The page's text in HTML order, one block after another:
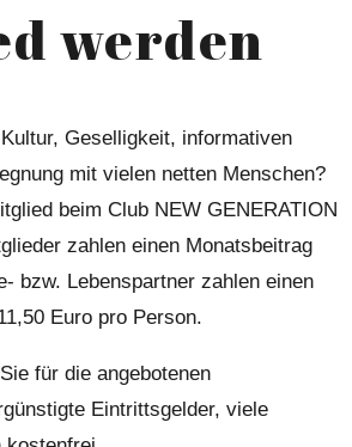
werden
Geselligkeit, informativen
mit vielen netten Menschen?
beim Club NEW GENERATION
zahlen einen Monatsbeitrag
bzw. Lebenspartner zahlen einen
Euro pro Person.
für die angebotenen
Eintrittsgelder, viele